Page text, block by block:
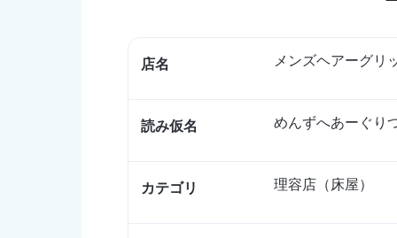
店名 メンズヘアーグリ
読み仮名 めんずへあーぐり
カテゴリ 理容店（床屋）